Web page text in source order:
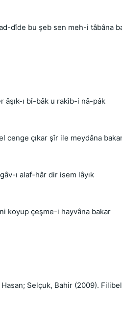
dîde bu şeb sen meh-i tâbâna
âşık-ı bî-bâk u rakîb-i nâ-pâk
cenge çıkar şîr ile meydâna
ı alaf-hâr dir isem lâyık
koyup çeşme-i hayvâna bakar
Selçuk, Bahir (2009).